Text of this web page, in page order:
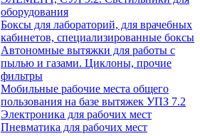
оборудования
Боксы для лабораторий, для врачебных
кабинетов, специализированные боксы
Автономные вытяжки для работы с
пылью и газами. Циклоны, прочие
фильтры
Мобильные рабочие места общего
пользования на базе вытяжек УПЗ 7.2
Электроника для рабочих мест
Пневматика для рабочих мест